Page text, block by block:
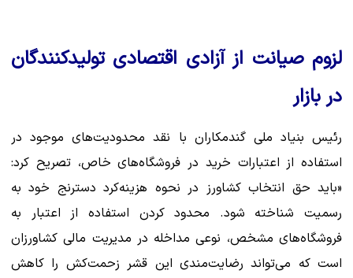
لزوم صیانت از آزادی اقتصادی تولیدکنندگان
در بازار
رئیس بنیاد ملی گندمکاران با نقد محدودیت‌های موجود در
استفاده از اعتبارات خرید در فروشگاه‌های خاص، تصریح کرد:
«باید حق انتخاب کشاورز در نحوه هزینه‌کرد دسترنج خود به
رسمیت شناخته شود. محدود کردن استفاده از اعتبار به
فروشگاه‌های مشخص، نوعی مداخله در مدیریت مالی کشاورزان
است که می‌تواند رضایت‌مندی این قشر زحمت‌کش را کاهش